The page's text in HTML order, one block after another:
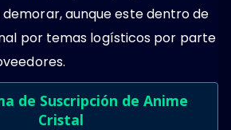
aunque este dentro de
por temas logísticos por parte
de Suscripción de Anime
Cristal